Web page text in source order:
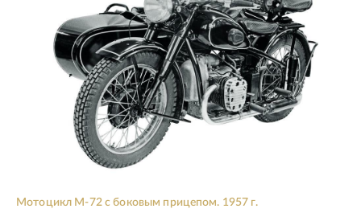
Мотоцикл М-72 с боковым прицепом. 1957 г.